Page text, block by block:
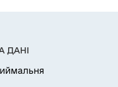
об’єкти
ДАНІ